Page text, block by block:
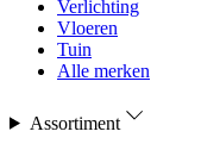
Verlichting
Vloeren
Tuin
Alle merken
Assortiment